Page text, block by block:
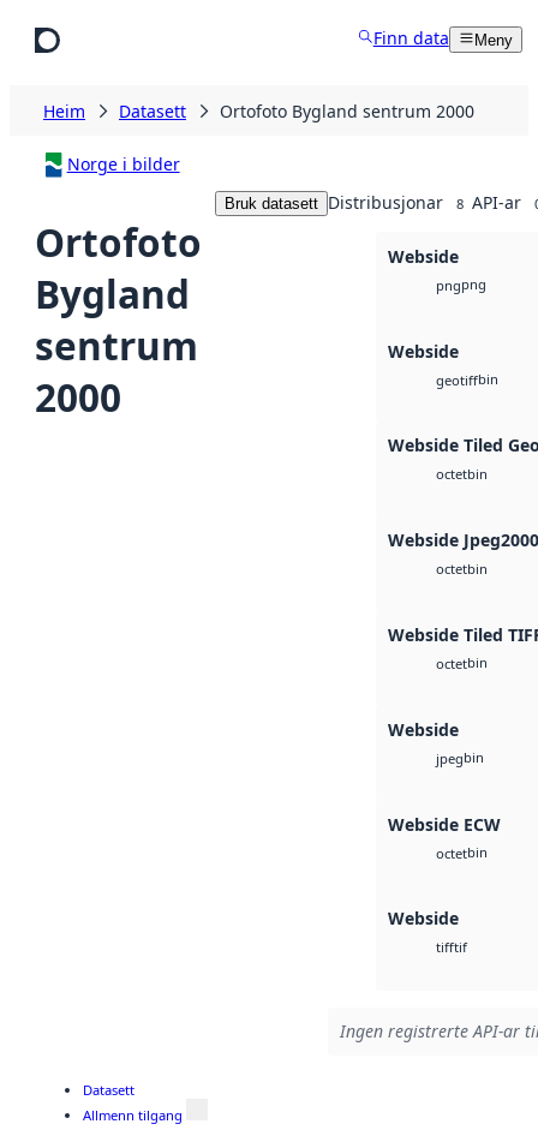
Finn data Meny
Heim Datasett Ortofoto Bygland sentrum 2000
Norge i bilder
Ortofoto
Bygland
sentrum
2000
Bruk datasett Distribusjonar 8 API-ar
Webside
pngpng
Webside
geotiffbin
Webside Tiled
octetbin
Webside Jpeg2000
octetbin
Webside Tiled
octetbin
Webside
jpegbin
Webside ECW
octetbin
Webside
tifftif
Ingen registrerte API-ar
Datasett
Allmenn tilgang